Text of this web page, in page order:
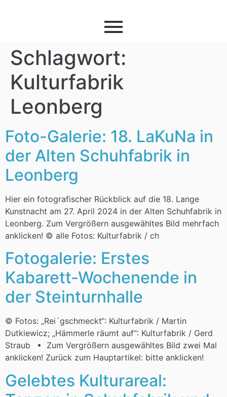
Schlagwort:
Kulturfabrik
Leonberg
Foto-Galerie: 18. LaKuNa in
der Alten Schuhfabrik in
Leonberg
Hier ein fotografischer Rückblick auf die 18. Lange
Kunstnacht am 27. April 2024 in der Alten Schuhfabrik in
Leonberg. Zum Vergrößern ausgewähltes Bild mehrfach
anklicken! © alle Fotos: Kulturfabrik / ch
Fotogalerie: Erstes
Kabarett-Wochenende in
der Steinturnhalle
© Fotos: „Rei´gschmeckt“: Kulturfabrik / Martin
Dutkiewicz; „Hämmerle räumt auf“: Kulturfabrik / Gerd
Straub • Zum Vergrößern ausgewähltes Bild zwei Mal
anklicken! Zurück zum Hauptartikel: bitte anklicken!
Gelebtes Kulturareal: